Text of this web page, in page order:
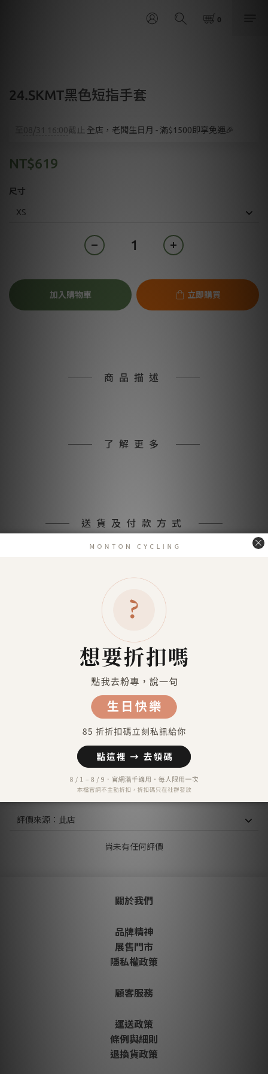
24.SKMT黑色短指手套
08/31 16:00截止 全店，老闆生日月 - 滿$1500即享免運🎉
NT$619
尺寸
加入購物車 立即購買
商品描述
了解更多
送貨及付款方式
送貨方式
7-11超商取貨不付款 （約4-5天送達）
宅配到府（金門／馬祖／澎湖 外島地區除外）
金門／馬祖／澎湖 等外島地區（郵寄）
港澳地區（順豐運費到付）
付款方式
信用卡付款（SHOPLINE Pay）
7-11 超商取貨付款
LINE Pay
匯款 (台灣脈騰指定帳號)
顧客評價
尚未有任何評價
關於我們
品牌精神
展售門市
隱私權政策
顧客服務
運送政策
條例與細則
退換貨政策